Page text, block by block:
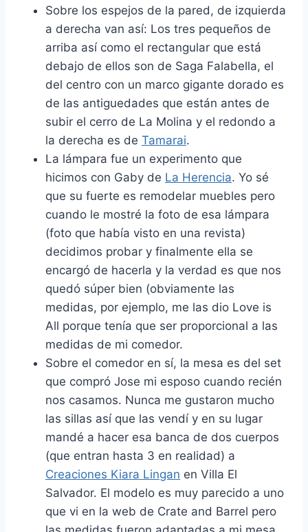
Sobre los espejos de la pared, de izquierda
a derecha van así: Los tres pequeños de
arriba así como el rectangular que está
debajo de ellos son de Saga Falabella, el
del centro con un marco gigante dorado es
de las antiguedades que están antes de
subir el cerro de La Molina y el redondo a
la derecha es de Tamarai.
La lámpara fue un experimento que
hicimos con Gaby de La Herencia. Yo sé
que su fuerte es remodelar muebles pero
cuando le mostré la foto de esa lámpara
(foto que había visto en una revista)
decidimos probar y finalmente ella se
encargó de hacerla y la verdad es que nos
quedó súper bien (obviamente las
medidas, por ejemplo, me las dio Love is
All porque tenía que ser proporcional a las
medidas de mi comedor.
Sobre el comedor en sí, la mesa es del set
que compró Jose mi esposo cuando recién
nos casamos. Nunca me gustaron mucho
las sillas así que las vendí y en su lugar
mandé a hacer esa banca de dos cuerpos
(que entran hasta 3 en realidad) a
Creaciones Kiara Lingan en Villa El
Salvador. El modelo es muy parecido a uno
que vi en la web de Crate and Barrel pero